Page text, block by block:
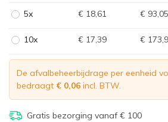
5x € 18,61 € 93,05
10x € 17,39 €
De afvalbeheerbijdrage per eenheid
bedraagt € 0,06 incl. BTW.
Gratis bezorging vanaf € 100